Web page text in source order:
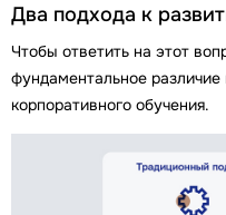
Два подхода к
Чтобы ответить на этот
фундаментальное
корпоративного обучения.